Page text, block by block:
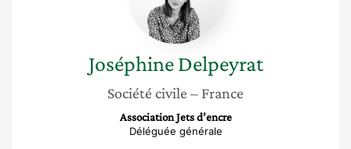
Joséphine Delpeyrat
Société civile – France
Association Jets d’encre
Déléguée générale